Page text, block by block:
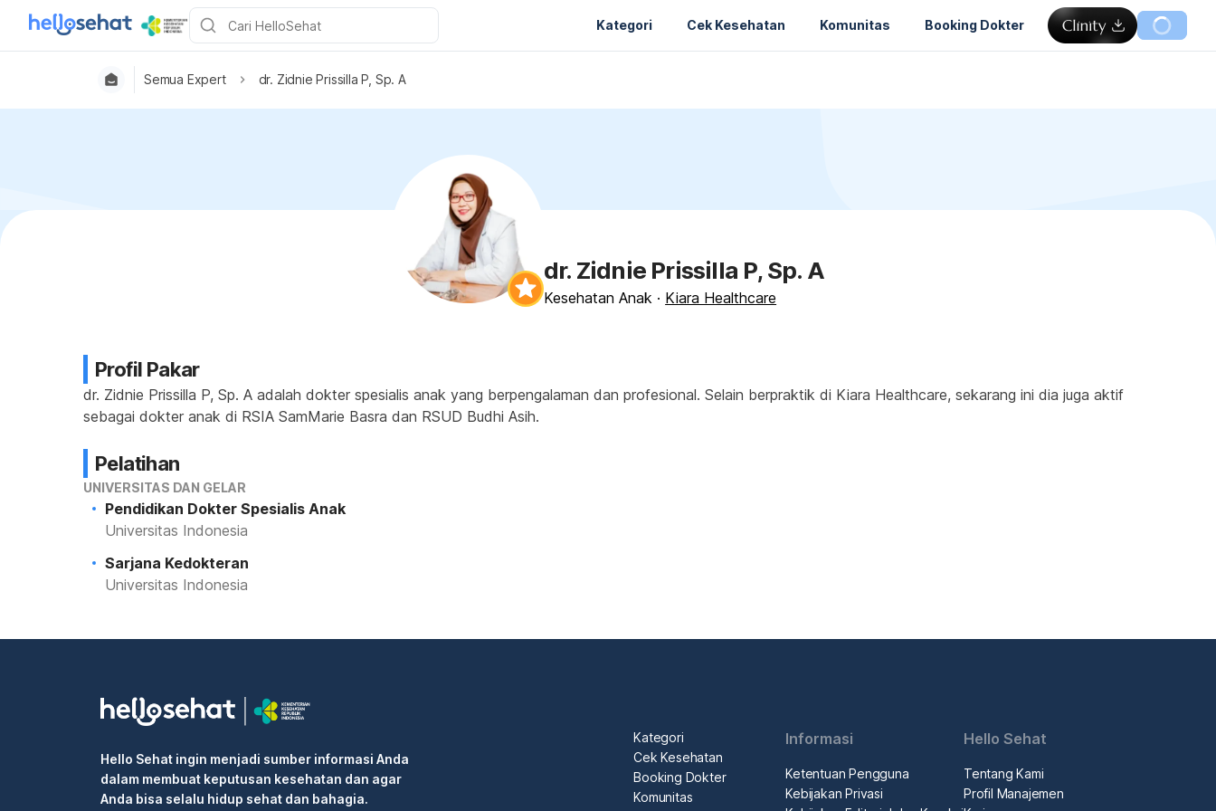
Kategori Cek Kesehatan Komunitas Booking Dokter
Semua Expert dr. Zidnie Prissilla P, Sp. A
dr. Zidnie Prissilla P, Sp. A
Kesehatan Anak · Kiara Healthcare
Profil Pakar
dr. Zidnie Prissilla P, Sp. A adalah dokter spesialis anak yang berpengalaman dan profesional. Selain berpraktik di Kiara Healthcare, sekarang ini dia juga aktif
sebagai dokter anak di RSIA SamMarie Basra dan RSUD Budhi Asih.
Pelatihan
UNIVERSITAS DAN GELAR
Pendidikan Dokter Spesialis Anak
Universitas Indonesia
Sarjana Kedokteran
Universitas Indonesia
Hello Sehat ingin menjadi sumber informasi Anda
dalam membuat keputusan kesehatan dan agar
Anda bisa selalu hidup sehat dan bahagia.
Kategori
Cek Kesehatan
Booking Dokter
Komunitas
Informasi
Ketentuan Pengguna
Kebijakan Privasi
Hello Sehat
Tentang Kami
Profil Manajemen